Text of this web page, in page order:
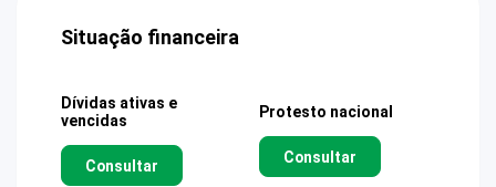
Situação financeira
Dívidas ativas e
vencidas
Consultar
Protesto nacional
Consultar